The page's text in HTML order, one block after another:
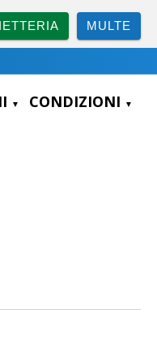
MULTE
CONDIZIONI